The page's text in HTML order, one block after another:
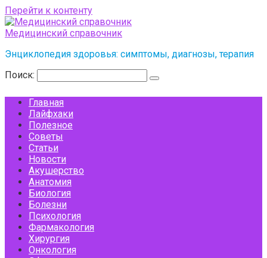
Перейти к контенту
Медицинский справочник
Энциклопедия здоровья: симптомы, диагнозы, терапия
Поиск:
Главная
Лайфхаки
Полезное
Советы
Статьи
Новости
Акушерство
Анатомия
Биология
Болезни
Психология
Фармакология
Хирургия
Онкология